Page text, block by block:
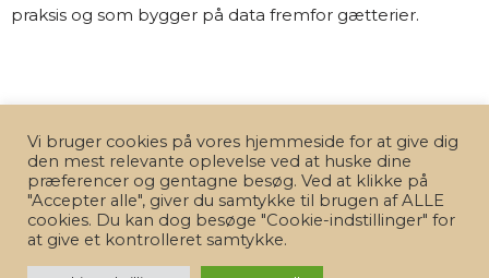
praksis og som bygger på data fremfor gætterier.
Se prisen på søgeordsanalysen her
Vi bruger cookies på vores hjemmeside for at give dig
den mest relevante oplevelse ved at huske dine
præferencer og gentagne besøg. Ved at klikke på
"Accepter alle", giver du samtykke til brugen af ALLE
cookies. Du kan dog besøge "Cookie-indstillinger" for
at give et kontrolleret samtykke.